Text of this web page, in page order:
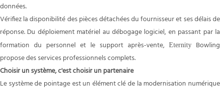
données.
Vérifiez la disponibilité des pièces détachées du fournisseur et ses délais de
réponse. Du déploiement matériel au débogage logiciel, en passant par la
formation du personnel et le support après-vente, Eternity
Bowling
propose des services professionnels complets.
Choisir un système, c'est choisir un partenaire
Le système de pointage est un élément clé de la modernisation numérique